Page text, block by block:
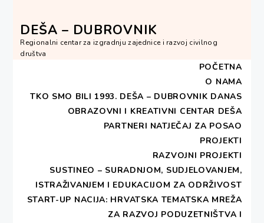
content
DEŠA – DUBROVNIK
Regionalni centar za izgradnju zajednice i razvoj civilnog
društva
POČETNA
O NAMA
TKO SMO BILI 1993. DEŠA – DUBROVNIK DANAS
OBRAZOVNI I KREATIVNI CENTAR DEŠA
PARTNERI NATJEČAJ ZA POSAO
PROJEKTI
RAZVOJNI PROJEKTI
SUSTINEO – SURADNJOM, SUDJELOVANJEM,
ISTRAŽIVANJEM I EDUKACIJOM ZA ODRŽIVOST
START-UP NACIJA: HRVATSKA TEMATSKA MREŽA
ZA RAZVOJ PODUZETNIŠTVA I
CIVILNO DRUŠTVO
REGIONALNI RAZVOJ
PLANIRANE AKTIVNOSTI PROGRAMA „STEP“
Planirane aktivnosti
programa „Step“